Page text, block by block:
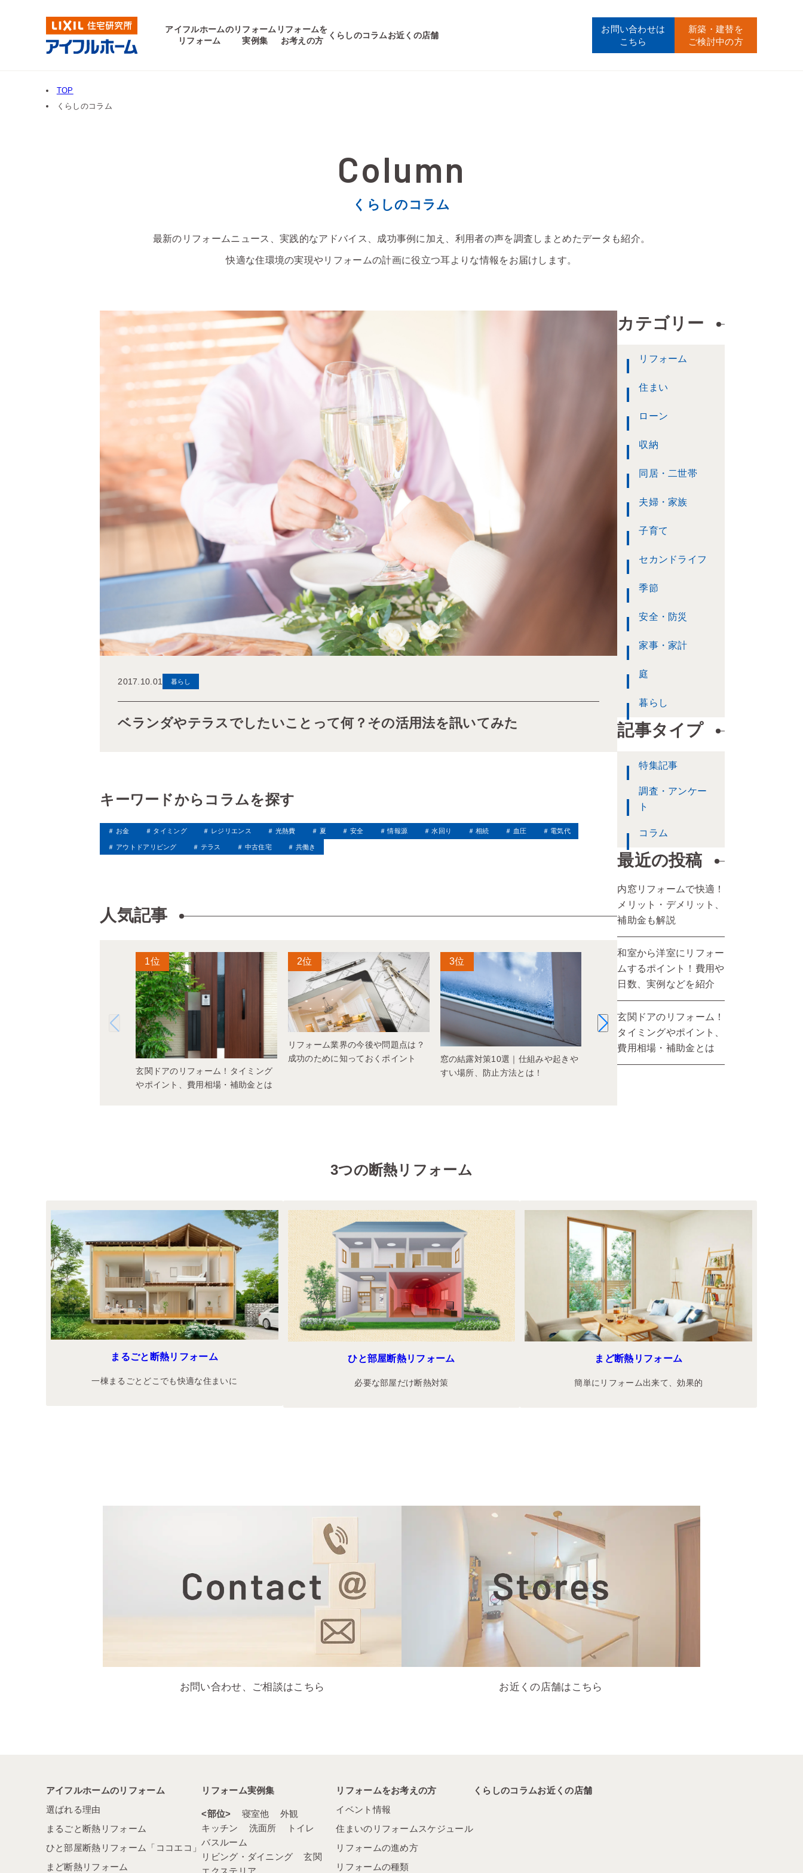
アイフルホームの
リフォーム
リフォーム
実例集
リフォームを
お考えの方
くらしのコラムお近くの店舗
お問い合わせは
こちら
新築・建替を
ご検討中の方
TOP
くらしのコラム
くらしのコラム
最新のリフォームニュース、実践的なアドバイス、成功事例に加え、利用者の声を調査しまとめたデータも紹介。
快適な住環境の実現やリフォームの計画に役立つ耳よりな情報をお届けします。
2017.10.01 暮らし
ベランダやテラスでしたいことって何？その活用法を訊いてみた
キーワードからコラムを探す
お金 タイミング レジリエンス 光熱費 夏 安全 情報源 水回り 相続 血圧 電気代
アウトドアリビング テラス 中古住宅 共働き
人気記事
玄関ドアのリフォーム！タイミング
やポイント、費用相場・補助金とは
リフォーム業界の今後や問題点は？
成功のために知っておくポイント
窓の結露対策10選｜仕組みや起きや
すい場所、防止方法とは！
カテゴリー
リフォーム
住まい
ローン
収納
同居・二世帯
夫婦・家族
子育て
セカンドライフ
季節
安全・防災
家事・家計
庭
暮らし
記事タイプ
特集記事
調査・アンケー
ト
コラム
最近の投稿
内窓リフォームで快適！
メリット・デメリット、
補助金も解説
和室から洋室にリフォー
ムするポイント！費用や
日数、実例などを紹介
玄関ドアのリフォーム！
タイミングやポイント、
費用相場・補助金とは
3つの断熱リフォーム
まるごと断熱リフォーム
一棟まるごとどこでも快適な住まいに
ひと部屋断熱リフォーム
必要な部屋だけ断熱対策
まど断熱リフォーム
簡単にリフォーム出来て、効果的
お問い合わせ、ご相談はこちら お近くの店舗はこちら
アイフルホームのリフォーム
選ばれる理由
まるごと断熱リフォーム
ひと部屋断熱リフォーム「ココエコ」
まど断熱リフォーム
リフォーム実例集
部位 寝室他
外観
キッチン
洗面所
トイレ
バスルーム
リビング・ダイニング
玄関
リフォームをお考えの方
イベント情報
住まいのリフォームスケジュール
リフォームの進め方
リフォームの種類
くらしのコラムお近くの店舗